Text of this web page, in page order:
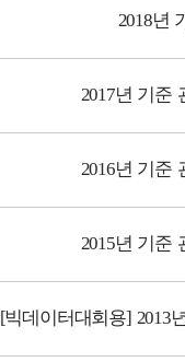
2018년
2017년 기준
2016년 기준
2015년 기준
[빅데이터대회용] 2013